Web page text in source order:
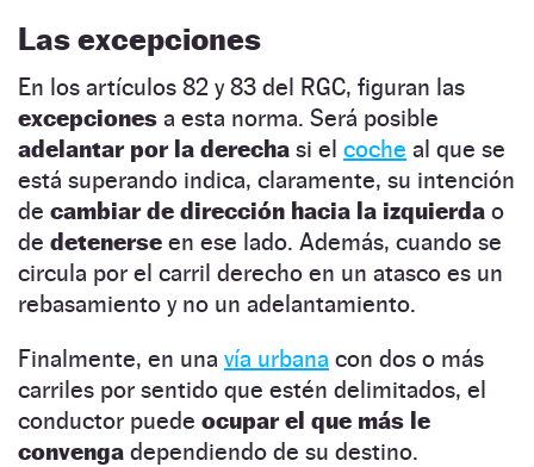
Las excepciones
En los artículos 82 y 83 del RGC, figuran las
excepciones a esta norma. Será posible
adelantar por la derecha si el coche al que se
está superando indica, claramente, su intención
de cambiar de dirección hacia la izquierda o
de detenerse en ese lado. Además, cuando se
circula por el carril derecho en un atasco es un
rebasamiento y no un adelantamiento.
Finalmente, en una vía urbana con dos o más
carriles por sentido que estén delimitados, el
conductor puede ocupar el que más le
convenga dependiendo de su destino.